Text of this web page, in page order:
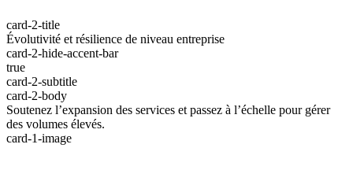
card-2-title
Évolutivité et résilience de niveau entreprise
card-2-hide-accent-bar
true
card-2-subtitle
card-2-body
Soutenez l’expansion des services et passez à l’échelle pour gérer
des volumes élevés.
card-1-image